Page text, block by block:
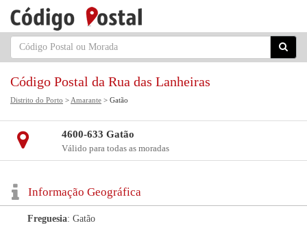
Código Postal da Rua das Lanheiras
Distrito do Porto > Amarante > Gatão
4600-633 Gatão
Válido para todas as moradas
Informação Geográfica
Freguesia: Gatão